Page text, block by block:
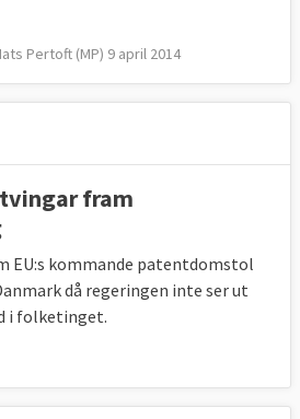
Pertoft (MP) 9 april 2014
fram
EU:s kommande patentdomstol
då regeringen inte ser ut
i folketinget.